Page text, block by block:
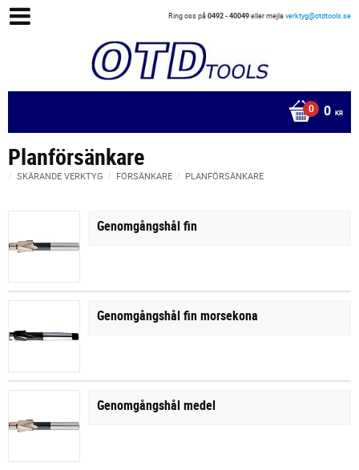
Ring oss på0492 - 40049eller mejlaverktyg@otdtools.se
0 KR
Planförsänkare
SKÄRANDE VERKTYG FÖRSÄNKARE PLANFÖRSÄNKARE
Genomgångshål fin
Genomgångshål fin morsekona
Genomgångshål medel